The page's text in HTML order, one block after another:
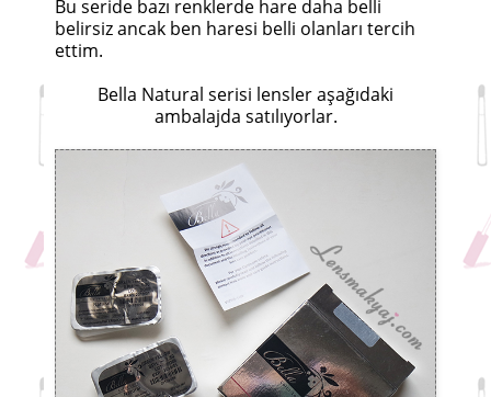
Bu seride bazı renklerde hare daha belli
belirsiz ancak ben haresi belli olanları tercih
ettim.
Bella Natural serisi lensler aşağıdaki
ambalajda satılıyorlar.